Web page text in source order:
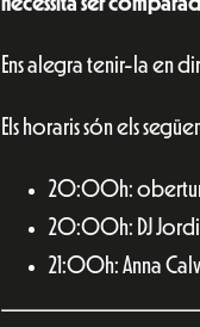
Ens alegra tenir-la en
Els horaris són els
20:00h:
20:00h: DJ
21:00h: Anna